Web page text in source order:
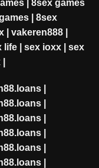
| 8sex games
| 8sex
| vakeren888|
life| sex ioxx| sex
|
|
|
|
|
|
|